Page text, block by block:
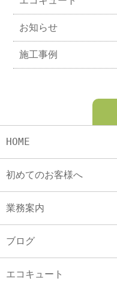
お知らせ
施工事例
HOME
初めてのお客様へ
業務案内
ブログ
エコキュート